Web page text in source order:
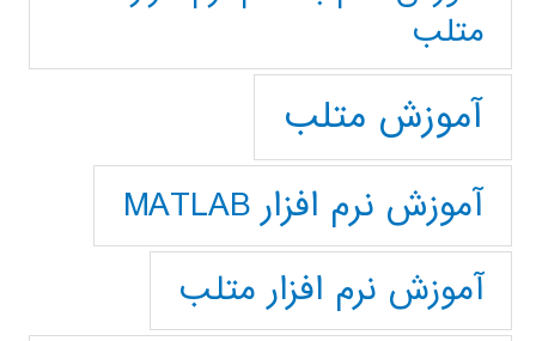
متلب
آموزش متلب
آموزش نرم افزار MATLAB
آموزش نرم افزار متلب